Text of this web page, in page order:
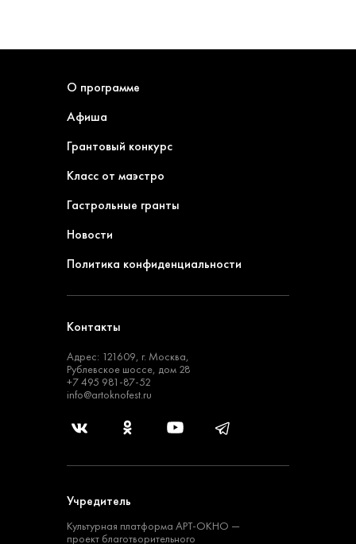
О программе
Афиша
Грантовый конкурс
Класс от маэстро
Гастрольные гранты
Новости
Политика конфиденциальности
Контакты
Адрес: 121609, г. Москва,
Рублевское шоссе, дом 28
+7 495 981-87-52
info@artoknofest.ru
Учредитель
Культурная платформа АРТ-ОКНО —
проект благотворительного